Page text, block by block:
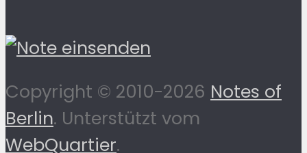
Copyright © 2010-2026 Notes of
Berlin. Unterstützt vom
WebQuartier.